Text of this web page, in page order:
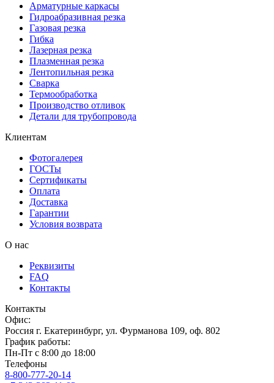
Арматурные каркасы
Гидроабразивная резка
Газовая резка
Гибка
Лазерная резка
Плазменная резка
Лентопильная резка
Сварка
Термообработка
Производство отливок
Детали для трубопровода
Клиентам
Фотогалерея
ГОСТы
Сертификаты
Оплата
Доставка
Гарантии
Условия возврата
О нас
Реквизиты
FAQ
Контакты
Контакты
Офис:
Россия г. Екатеринбург, ул. Фурманова 109, оф. 802
График работы:
Пн-Пт с 8:00 до 18:00
Телефоны
8-800-777-20-14